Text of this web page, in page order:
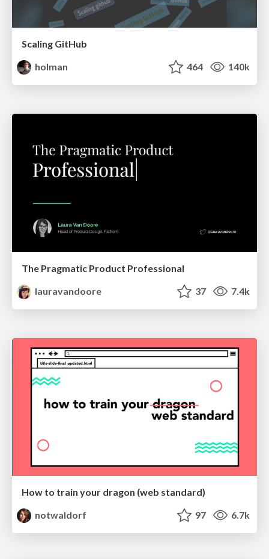
Scaling GitHub
holman
464 140k
The Pragmatic Product Professional
lauravandoore
37 7.4k
How to train your dragon (web standard)
notwaldorf
97 6.7k